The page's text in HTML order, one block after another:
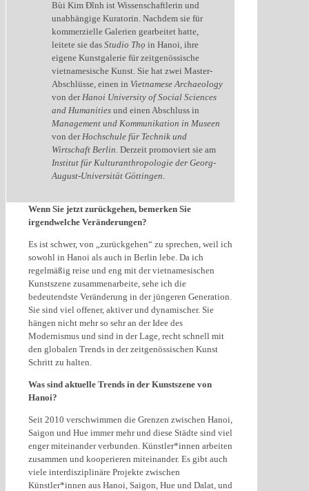
Bùi Kim Đĩnh ist Wissenschaftlerin und
unabhängige Kuratorin. Nachdem sie für
kommerzielle Galerien gearbeitet hatte,
leitete sie das Studio Thọ in Hanoi, ihre
eigene Kunstgalerie für zeitgenössische
vietnamesische Kunst. Sie hat zwei Master-
Abschlüsse, einen in Vietnamese Archaeology
von der Hanoi University of Social Sciences
and Humanities und einen Abschluss in
Management und Kommunikation in Museen
von der Hochschule für Technik und
Wirtschaft Berlin . Derzeit promoviert sie am
Institut für Kulturanthropologie der Georg-
August-Universität Göttingen
Wenn Sie jetzt zurückgehen, bemerken Sie
irgendwelche Veränderungen?
Es ist schwer, von „zurückgehen“ zu sprechen, weil ich
sowohl in Hanoi als auch in Berlin lebe. Da ich
regelmäßig reise und eng mit der vietnamesischen
Kunstszene zusammenarbeite, sehe ich die
bedeutendste Veränderung in der jüngeren Generation.
Sie sind viel offener, aktiver und dynamischer. Sie
hängen nicht mehr so ​​sehr an der Idee des
Modernismus und sind in der Lage, recht schnell mit
den globalen Trends in der zeitgenössischen Kunst
Schritt zu halten.
Was sind aktuelle Trends in der Kunstszene von
Hanoi?
Seit 2010 verschwimmen die Grenzen zwischen Hanoi,
Saigon und Hue immer mehr und diese Städte sind viel
enger miteinander verbunden. Künstler*innen arbeiten
zusammen und kooperieren miteinander. Es gibt auch
viele interdisziplinäre Projekte zwischen
Künstler*innen aus Hanoi, Saigon, Hue und Dalat, und